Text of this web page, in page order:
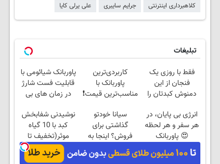
کلاهبرداری اینترنتی
جرایم سایبری علی یرلی کایا
تبلیغات
فقط با روزی یک
فنجان از این
دمنوش کبدتان را
کاربردی‌ترین
پاوربانک با
مناسب‌ترین قیمت❗
پاوربانک شیائومی با
قابلیت فست شارژ
در زمان های بی
انرژی بی پایان، در
هر سفر و هر لحظه
😍 پاوربانک
شیائومی با تخفیف
ویژه🔥
سیانا خودتو
گذاشتی برای
فروش؟ اینجا به
راحتی بفروش
نوشیدنی شفابخش
کبد با 10 گیاه
موثر(تخفیف تا
امشب)